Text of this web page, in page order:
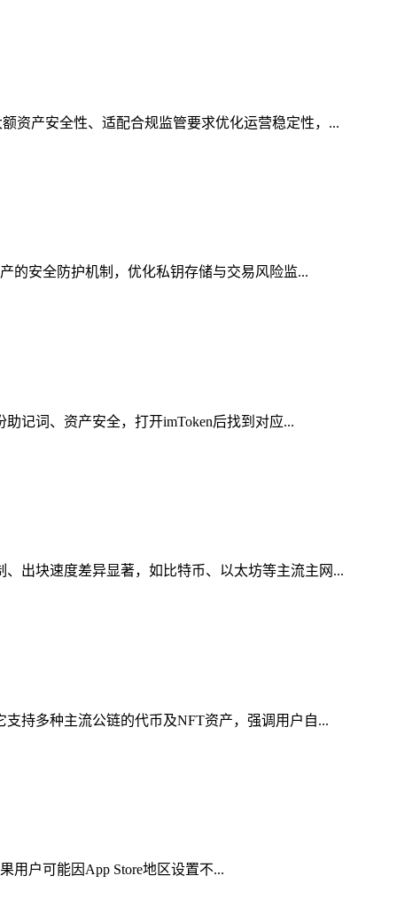
资产安全性、适配合规监管要求优化运营稳定性，...
的安全防护机制，优化私钥存储与交易风险监...
记词、资产安全，打开imToken后找到对应...
出块速度差异显著，如比特币、以太坊等主流主网...
持多种主流公链的代币及NFT资产，强调用户自...
用户可能因App Store地区设置不...